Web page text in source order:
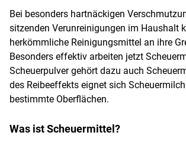
Bei besonders hartnäckigen
sitzenden Verunreinigungen im Haushalt
herkömmliche Reinigungsmittel an ihre
Besonders effektiv arbeiten jetzt
Scheuerpulver gehört dazu auch
des Reibeeffekts eignet sich
bestimmte Oberflächen.
Was ist Scheuermittel?